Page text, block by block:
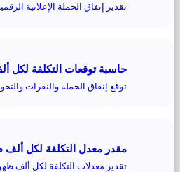
تقدير إنفاق الحملة الإعلانية
حاسبة توقعات التكلفة لكل
توقع إنفاق الحملة والنقرات
مقدر معدل التكلفة لكل ألف
تقدير معدلات التكلفة لكل ألف